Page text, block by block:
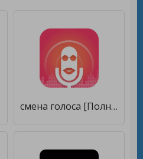
смена голоса [Полная версия]